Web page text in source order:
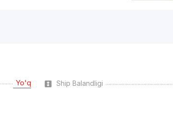
Yo'q Ship Balandligi